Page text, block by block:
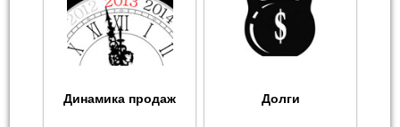
Динамика продаж Долги